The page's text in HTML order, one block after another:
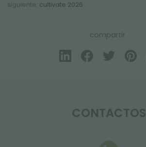
siguiente: cultivate 2026
compartir
CONTACTOS